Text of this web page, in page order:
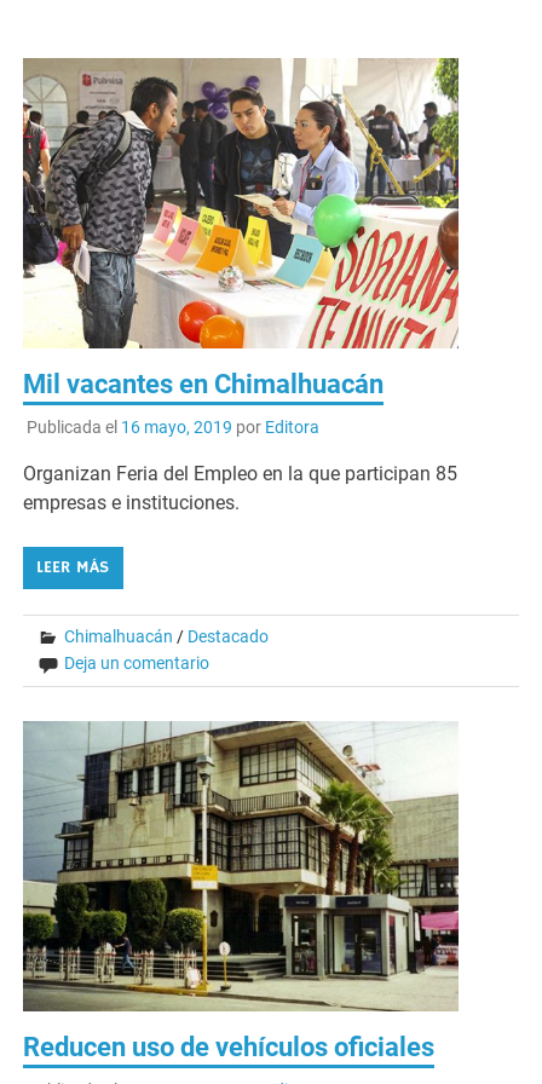
Mil vacantes en Chimalhuacán
Publicada el 16 mayo, 2019 por Editora
Organizan Feria del Empleo en la que participan 85
empresas e instituciones.
LEER MÁS
Chimalhuacán / Destacado
Deja un comentario
Reducen uso de vehículos oficiales